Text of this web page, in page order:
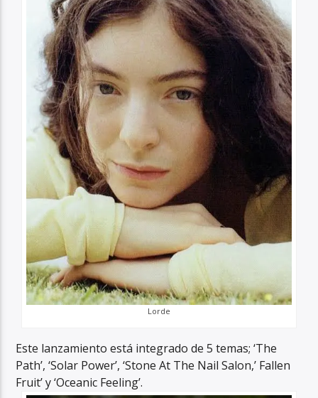
Lorde
Este lanzamiento está integrado de 5 temas; ‘The
Path’, ‘Solar Power’, ‘Stone At The Nail Salon,’ Fallen
Fruit’ y ‘Oceanic Feeling’.